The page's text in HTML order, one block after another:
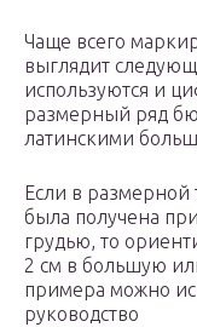
Чаще всего
выглядит
используются и
размерный ряд
латинскими
Если в размерной
была получена
грудью, то
2 см в большую
примера можно
руководство